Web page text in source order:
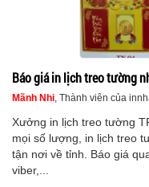
Báo giá in lịch treo tường
Mãnh Nhi, Thành viên của
Xưởng in lịch treo tường
mọi số lượng, in lịch treo
tận nơi về tỉnh. Báo giá
viber,...